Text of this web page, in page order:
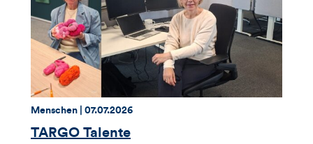
Likes
und
Kommentare
dieses
Artikels
Thema:
Menschen | Datum:
07.07.2026
TARGO Talente